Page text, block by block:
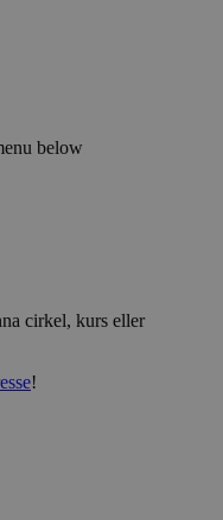
below
cirkel, kurs eller
!